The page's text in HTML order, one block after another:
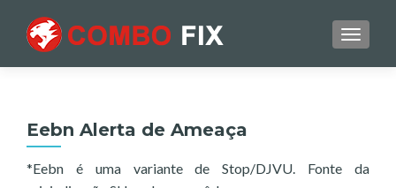
Eebn Alerta de Ameaça
*Eebn é uma variante de Stop/DJVU. Fonte da